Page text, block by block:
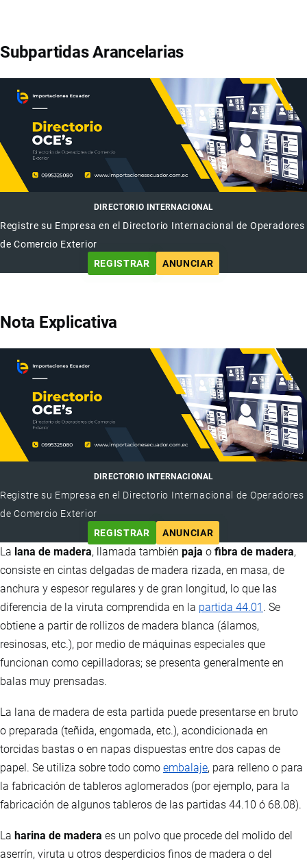
Subpartidas Arancelarias
DIRECTORIO INTERNACIONAL
Registre su Empresa en el Directorio Internacional de Operadores
de Comercio Exterior
REGISTRAR
ANUNCIAR
Nota Explicativa
DIRECTORIO INTERNACIONAL
Registre su Empresa en el Directorio Internacional de Operadores
de Comercio Exterior
REGISTRAR
ANUNCIAR
La lana de madera, llamada también paja o fibra de madera,
consiste en cintas delgadas de madera rizada, en masa, de
anchura y espesor regulares y de gran longitud, lo que las
diferencia de la viruta comprendida en la partida 44.01 . Se
obtiene a partir de rollizos de madera blanca (álamos,
resinosas, etc.), por medio de máquinas especiales que
funcionan como cepilladoras; se presenta generalmente en
balas muy prensadas.
La lana de madera de esta partida puede presentarse en bruto
o preparada (teñida, engomada, etc.), acondicionada en
torcidas bastas o en napas dispuestas entre dos capas de
papel. Se utiliza sobre todo como embalaje, para relleno o para
la fabricación de tableros aglomerados (por ejemplo, para la
fabricación de algunos tableros de las partidas 44.10 ó 68.08).
La harina de madera es un polvo que procede del molido del
aserrín, viruta u otros desperdicios finos de madera o del